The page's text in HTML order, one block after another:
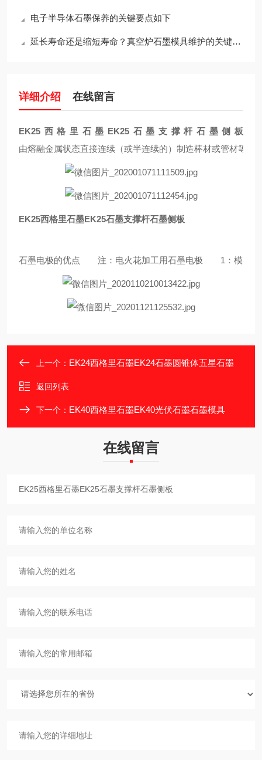
电子半导体石墨保养的关键要点如下
延长寿命还是缩短寿命？真空炉石墨模具维护的关键决策
详细介绍 在线留言
EK25西格里石墨EK25石墨支撑杆石墨侧板
由熔融金属状态直接连续（或半连续的）制造棒材或管材等
EK25西格里石墨EK25石墨支撑杆石墨侧板
石墨电极的优点　　注：电火花加工用石墨电极　　1：模具
上一个： EK24西格里石墨EK24石墨圆锥体五星石墨
返回列表
下一个： EK40西格里石墨EK40光伏石墨石墨模具
在线留言